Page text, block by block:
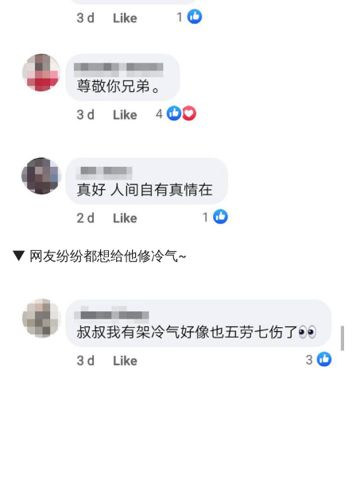
▼ 网友纷纷都想给他修冷气~